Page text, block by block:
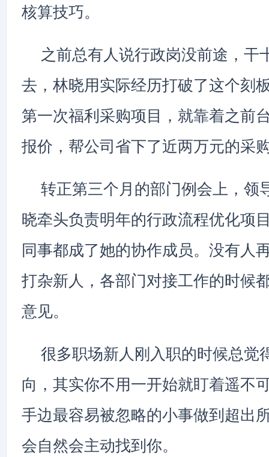
核算技巧。
之前总有人说行政岗没前途，干
去，林晓用实际经历打破了这个刻
第一次福利采购项目，就靠着之前
报价，帮公司省下了近两万元的采
转正第三个月的部门例会上，领
晓牵头负责明年的行政流程优化项
同事都成了她的协作成员。没有人
打杂新人，各部门对接工作的时候
意见。
很多职场新人刚入职的时候总觉
向，其实你不用一开始就盯着遥不
手边最容易被忽略的小事做到超出
会自然会主动找到你。